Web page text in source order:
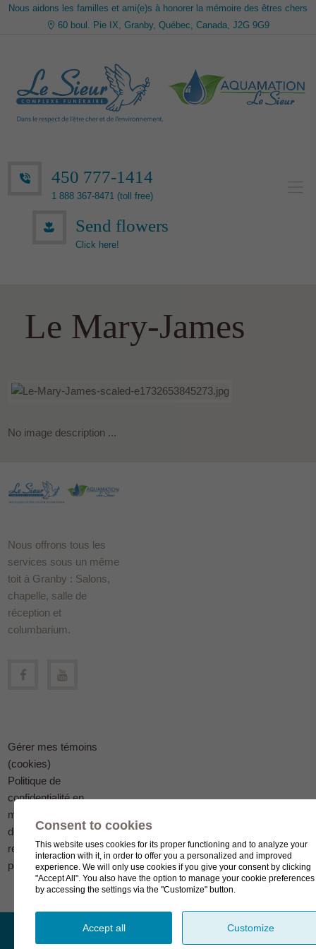
Nous aidons les familles et ami(e)s à honorer la mémoire des êtres chers
60 boul. Pie IX, Granby, Québec, Canada, J2G 9G9
450 777-1414
1 888 367-8471 (toll free)
Send flowers
Click here!
Le Mary-James
No image description ...
Nous offrons tous les
services sous un même
toit à Granby : Salons,
chapelle, salle de
réception et
columbarium.
Gérer mes témoins
(cookies)
Politique de
confidentialité en
matière
de protection des
renseignements
personnels
© Complexe funéraire LeSieur 2023.
Consent to cookies
This website uses cookies for its proper functioning and to analyze your
interaction with it, in order to offer you a personalized and improved
experience. We will only use cookies if you give your consent by clicking
"Accept All". You also have the option to manage your cookie preferences
by accessing the settings via the "Customize" button.
Accept all Customize